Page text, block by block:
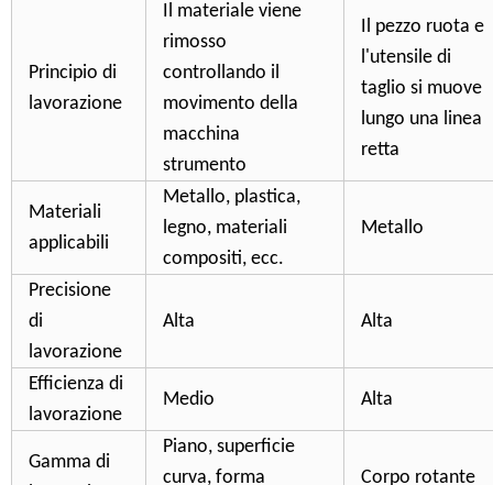
Principio di
lavorazione
Il materiale viene
rimosso
controllando il
movimento della
macchina
strumento
Il pezzo ruota e
l'utensile di
taglio si muove
lungo una linea
retta
Materiali
applicabili
Metallo, plastica,
legno, materiali
compositi, ecc.
Metallo
Precisione
di
lavorazione
Alta Alta
Efficienza di
lavorazione
Medio Alta
Gamma di
Piano, superficie
curva, forma
Corpo rotante